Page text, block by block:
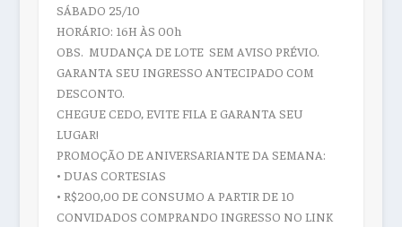
SÁBADO 25/10
HORÁRIO: 16H ÀS 00h
OBS. MUDANÇA DE LOTE SEM AVISO PRÉVIO.
GARANTA SEU INGRESSO ANTECIPADO COM
DESCONTO.
CHEGUE CEDO, EVITE FILA E GARANTA SEU
LUGAR!
PROMOÇÃO DE ANIVERSARIANTE DA SEMANA:
• DUAS CORTESIAS
• R$200,00 DE CONSUMO A PARTIR DE 10
CONVIDADOS COMPRANDO INGRESSO NO LINK